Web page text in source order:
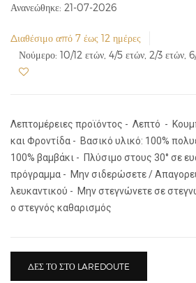
Ανανεώθηκε: 21-07-2026
Διαθέσιμο από 7 έως 12 ημέρες
Νούμερο: 10/12 ετών, 4/5 ετών, 2/3 ετών,
Λεπτομέρειες προϊόντος - Λεπτό -
και Φροντίδα - Βασικό υλικό: 100%
100% βαμβάκι - Πλύσιμο στους 30° σε
πρόγραμμα - Μην σιδερώσετε /
λευκαντικού - Μην στεγνώνετε σε
ο στεγνός καθαρισμός
ΔΕΣ ΤΟ ΣΤΟ LAREDOUTE